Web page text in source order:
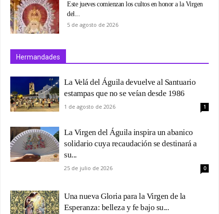
Este jueves comienzan los cultos en honor a la Virgen
del...
5 de agosto de 2026
Hermandades
La Velá del Águila devuelve al Santuario
estampas que no se veían desde 1986
1 de agosto de 2026 1
La Virgen del Águila inspira un abanico
solidario cuya recaudación se destinará a
su...
25 de julio de 2026 0
Una nueva Gloria para la Virgen de la
Esperanza: belleza y fe bajo su...